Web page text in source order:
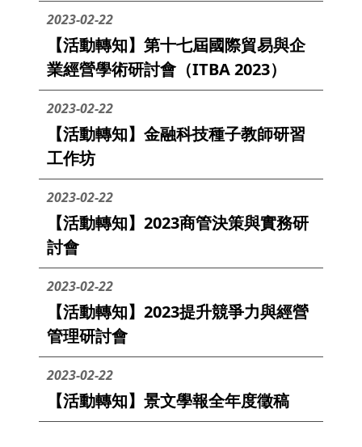
2023-02-22
【活動轉知】第十七屆國際貿易與企
業經營學術研討會（ITBA 2023）
2023-02-22
【活動轉知】金融科技種子教師研習
工作坊
2023-02-22
【活動轉知】2023商管決策與實務研
討會
2023-02-22
【活動轉知】2023提升競爭力與經營
管理研討會
2023-02-22
【活動轉知】景文學報全年度徵稿